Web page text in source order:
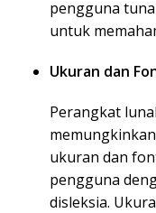
pengguna
untuk
Ukuran dan
Perangkat
ukuran dan
pengguna
disleksia.